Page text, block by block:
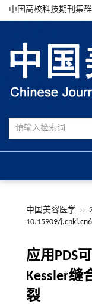
中国高校科技期刊集
中国美容医学 ››
10.15909/
应用PDS
Kessler缝
裂